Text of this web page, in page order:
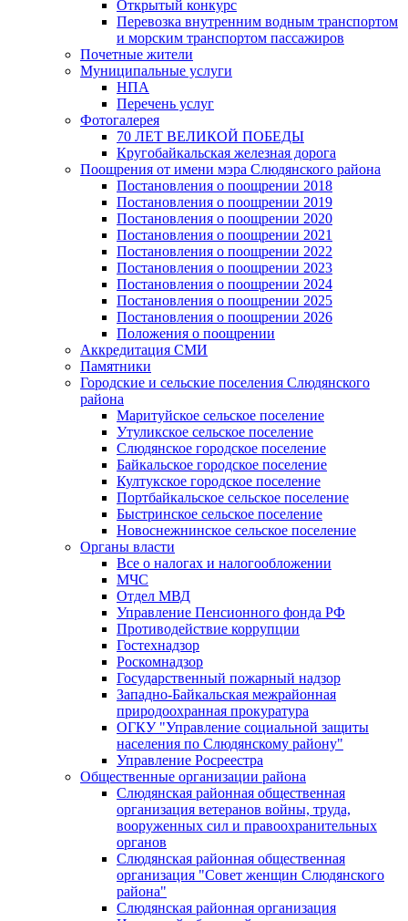
Открытый конкурс
Перевозка внутренним водным транспортом
и морским транспортом пассажиров
Почетные жители
Муниципальные услуги
НПА
Перечень услуг
Фотогалерея
70 ЛЕТ ВЕЛИКОЙ ПОБЕДЫ
Кругобайкальская железная дорога
Поощрения от имени мэра Слюдянского района
Постановления о поощрении 2018
Постановления о поощрении 2019
Постановления о поощрении 2020
Постановления о поощрении 2021
Постановления о поощрении 2022
Постановления о поощрении 2023
Постановления о поощрении 2024
Постановления о поощрении 2025
Постановления о поощрении 2026
Положения о поощрении
Аккредитация СМИ
Памятники
Городские и сельские поселения Слюдянского
района
Маритуйское сельское поселение
Утуликское сельское поселение
Слюдянское городское поселение
Байкальское городское поселение
Култукское городское поселение
Портбайкальское сельское поселение
Быстринское сельское поселение
Новоснежнинское сельское поселение
Органы власти
Все о налогах и налогообложении
МЧС
Отдел МВД
Управление Пенсионного фонда РФ
Противодействие коррупции
Гостехнадзор
Роскомнадзор
Государственный пожарный надзор
Западно-Байкальская межрайонная
природоохранная прокуратура
ОГКУ "Управление социальной защиты
населения по Слюдянскому району"
Управление Росреестра
Общественные организации района
Слюдянская районная общественная
организация ветеранов войны, труда,
вооруженных сил и правоохранительных
органов
Слюдянская районная общественная
организация "Совет женщин Слюдянского
района"
Слюдянская районная организация